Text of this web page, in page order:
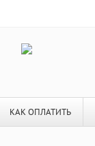
КАК ОПЛАТИТЬ